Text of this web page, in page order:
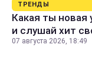
ТРЕНДЫ
Какая ты новая
и слушай хит
07 августа 2026, 18:49